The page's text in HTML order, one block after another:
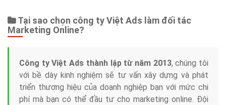
Tại sao chọn công ty Việt Ads làm đối tác
Marketing Online?
Công ty Việt Ads thành lập từ năm 2013, chúng tôi
với bề dày kinh nghiệm sẽ tư vấn xây dựng và phát
triển thương hiệu của doanh nghiệp bạn với mức chi
phí mà bạn có thể đầu tư cho marketing online. Đội